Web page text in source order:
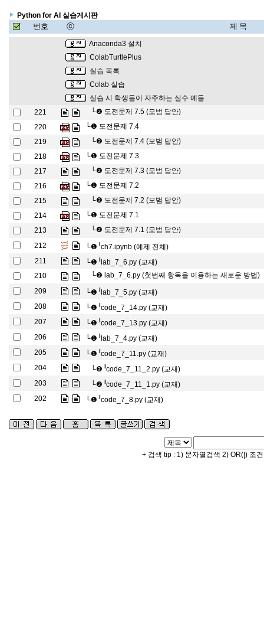
Python for AI 실습게시판
번호 ⓒ 제 목
Anaconda3 설치
ColabTurtlePlus
실습 목록
Colab 실습
실습 시 학생들이 자주하는 실수 예들
221
└❷ 도전문제 7.5 (모범 답안)
220
└❶ 도전문제 7.4
219
└❷ 도전문제 7.4 (모범 답안)
218
└❶ 도전문제 7.3
217
└❷ 도전문제 7.3 (모범 답안)
216
└❶ 도전문제 7.2
215
└❷ 도전문제 7.2 (모범 답안)
214
└❶ 도전문제 7.1
213
└❷ 도전문제 7.1 (모범 답안)
212
└❶ lch7.ipynb (예제 전체)
211
└❶ l lab_7_6.py (교재)
210
└❷ lab_7_6.py (첫번째 항목을 이용하는 새로운 방법)
209
└❶ l lab_7_5.py (교재)
208
└❶ lcode_7_14.py (교재)
207
└❶ lcode_7_13.py (교재)
206
└❶ l lab_7_4.py (교재)
205
└❶ lcode_7_11.py (교재)
204
└❷ lcode_7_11_2.py (교재)
203
└❷ lcode_7_11_1.py (교재)
202
└❶ lcode_7_8.py (교재)
+ 검색 tip : 1) 문자열검색 2) OR(|) 조